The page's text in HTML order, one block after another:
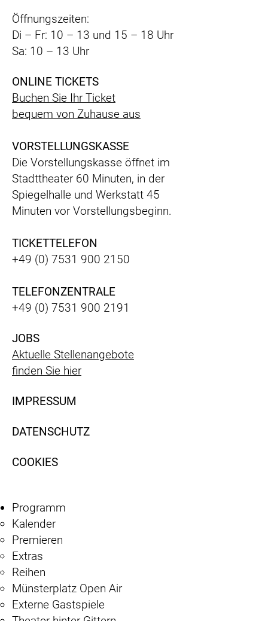
Öffnungszeiten:
Di – Fr: 10 – 13 und 15 – 18 Uhr
Sa: 10 – 13 Uhr
ONLINE TICKETS
Buchen Sie Ihr Ticket
bequem von Zuhause aus
VORSTELLUNGSKASSE
Die Vorstellungskasse öffnet im
Stadttheater 60 Minuten, in der
Spiegelhalle und Werkstatt 45
Minuten vor Vorstellungsbeginn.
TICKETTELEFON
+49 (0) 7531 900 2150
TELEFONZENTRALE
+49 (0) 7531 900 2191
JOBS
Aktuelle Stellenangebote
finden Sie hier
IMPRESSUM
DATENSCHUTZ
COOKIES
Programm
Kalender
Premieren
Extras
Reihen
Münsterplatz Open Air
Externe Gastspiele